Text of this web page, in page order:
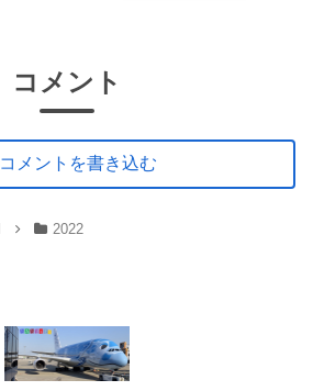
コメント
コメントを書き込む
2022